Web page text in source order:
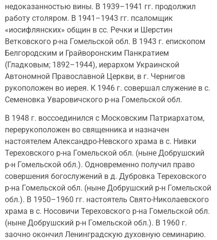
недоказанностью вины. В 1939–1941 гг. продолжил
работу столяром. В 1941–1943 гг. псаломщик
«иосифлянских» общин в сс. Речки и Шерстин
Ветковского р-на Гомельской обл. В 1943 г. епископом
Белгородским и Грайворонским Панкратием
(Гладковым; 1892–1944), иерархом Украинской
Автономной Православной Церкви, в г. Чернигов
рукоположен во иерея. К 1946 г. совершал служение в с.
Семеновка Уваровичского р-на Гомельской обл.
В 1948 г. воссоединился с Московским Патриархатом,
перерукоположен во священника и назначен
настоятелем Александро-Невского храма в с. Нивки
Тереховского р-на Гомельской обл. (ныне Добрушский
р-н Гомельской обл.). Одновременно получил право
совершения богослужений в д. Дубровка Тереховского
р-на Гомельской обл. (ныне Добрушский р-н Гомельской
обл.). В 1950–1960 гг. настоятель Свято-Николаевского
храма в с. Носовичи Тереховского р-на Гомельской обл.
(ныне Добрушский р-н Гомельской обл.). В 1960 г.
заочно окончил Ленинградскую духовную семинарию.